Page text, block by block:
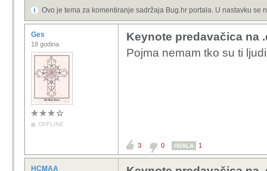
Ovo je tema za komentiranje sadržaja Bug.hr portala. U nastavku se
Ges
18 godina
OFFLINE
Keynote predavačica na
Pojma nemam tko su ti ljudi
3 0 HVALA 1
HCMAA